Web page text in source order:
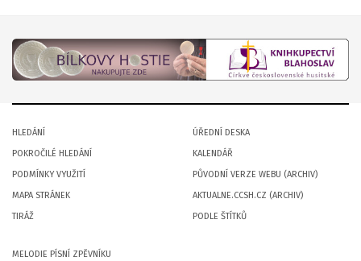
HLEDÁNÍ
POKROČILÉ HLEDÁNÍ
PODMÍNKY VYUŽITÍ
MAPA STRÁNEK
TIRÁŽ
ÚŘEDNÍ DESKA
KALENDÁŘ
PŮVODNÍ VERZE WEBU (ARCHIV)
AKTUALNE.CCSH.CZ (ARCHIV)
PODLE ŠTÍTKŮ
MELODIE PÍSNÍ ZPĚVNÍKU